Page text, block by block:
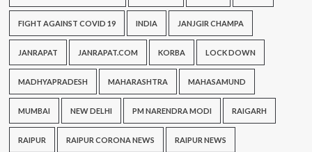
FIGHT AGAINST COVID 19 INDIA JANJGIR CHAMPA
JANRAPAT JANRAPAT.COM KORBA LOCK DOWN
MADHYAPRADESH MAHARASHTRA MAHASAMUND
MUMBAI NEW DELHI PM NARENDRA MODI RAIGARH
RAIPUR RAIPUR CORONA NEWS RAIPUR NEWS